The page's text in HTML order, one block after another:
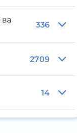
336
2709
14